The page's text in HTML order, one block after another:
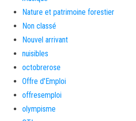
Nature et patrimoine forestier
Non classé
Nouvel arrivant
nuisibles
octobrerose
Offre d'Emploi
offresemploi
olympisme